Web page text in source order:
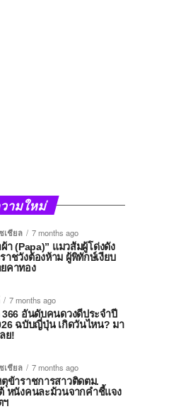
ามใหม่
เชียล
7 months ago
า (Papa)” แมวส้มผู้โด่งดัง
าชวังต้องห้าม ผู้พิทักษ์เงียบ
คาทอง
7 months ago
366 อันดับคนดวงดีประจำปี
ฉบับญี่ปุ่น เกิดวันไหน? มา
ย!
เชียล
7 months ago
ตุข้าราชการสาวติดตม.
หนังคนละม้วนจากคำชี้แจง
ฯ